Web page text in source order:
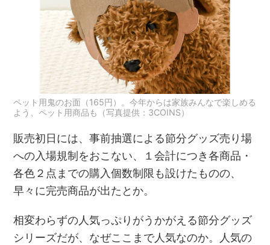
ペット用鬼のお面（165円）。今年からは家族みんなで楽しめる
よう、ペット用商品も（写真提供：3COINS）
販売初日には、事前抽選による節分グッズ売り場
への入場規制をおこない、１会計につき各商品・
各色２点までの購入個数制限も設けたものの、
早々に完売商品が出たとか。
相変わらずの人気っぷりがうかがえる節分グッズ
シリーズだが、なぜここまで人気なのか。人気の